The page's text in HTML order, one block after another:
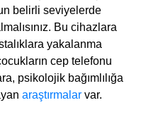
belirli seviyelerde
Bu cihazlara
yakalanma
cep telefonu
psikolojik bağımlılığa
araştırmalar var.